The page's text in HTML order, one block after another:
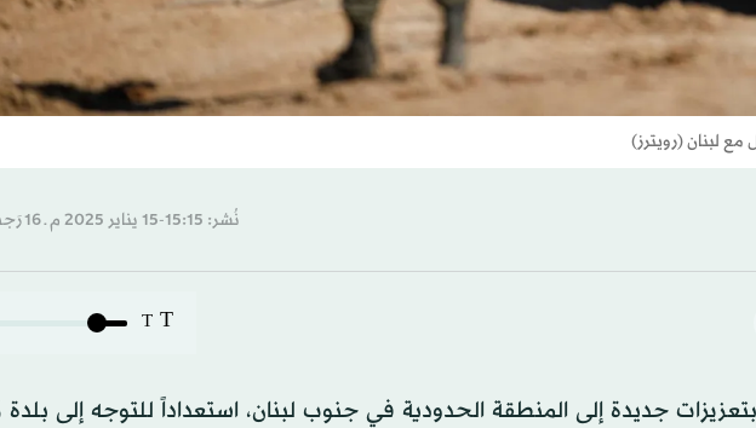
مع لبنان (رويترز)
نُشر: 15:15-15 يناير 2025 م ـ 16 رَجب 1446 هـ
T
T
بتعزيزات جديدة إلى المنطقة الحدودية في جنوب لبنان، استعداداً للتوجه إلى بلدة